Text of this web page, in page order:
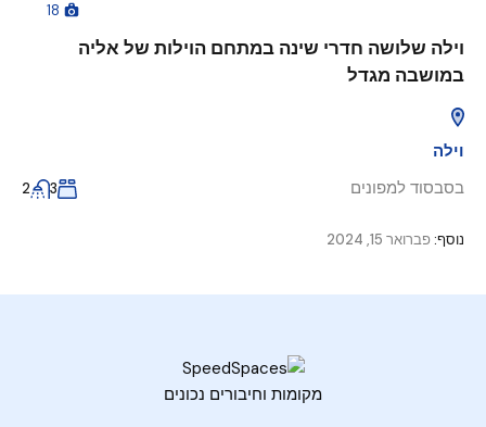
18
וילה שלושה חדרי שינה במתחם הוילות של אליה
במושבה מגדל
וילה
בסבסוד למפונים
3
2
נוסף:פברואר 15, 2024
מקומות וחיבורים נכונים